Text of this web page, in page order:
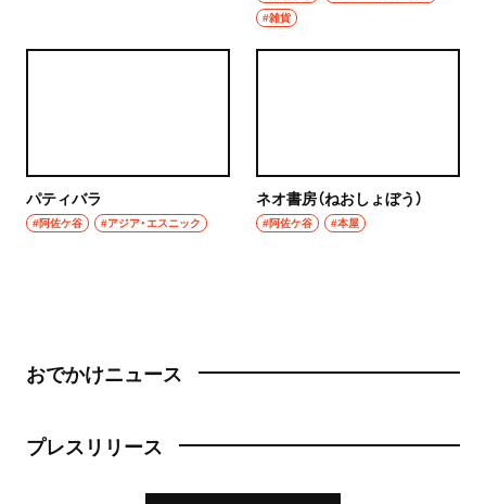
#雑貨
パティバラ
#阿佐ケ谷 #アジア・エスニック
ネオ書房（ねおしょぼう）
#阿佐ケ谷 #本屋
おでかけニュース
プレスリリース